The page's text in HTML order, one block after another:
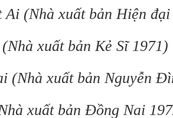
Ai (Nhà xuất bản Hiện
xuất bản Kẻ Sĩ 1971)
(Nhà xuất bản Nguyễn
xuất bản Đồng Nai